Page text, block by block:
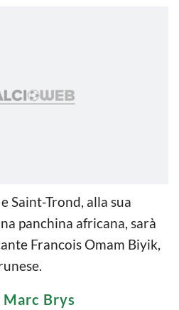
Saint-Trond, alla sua
panchina africana, sarà
Francois Omam Biyik,
Marc Brys